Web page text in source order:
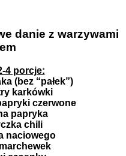
danie z warzywami
4 porcje:
(bez “pałek”)
karkówki
czerwone
papryka
chili
naciowego